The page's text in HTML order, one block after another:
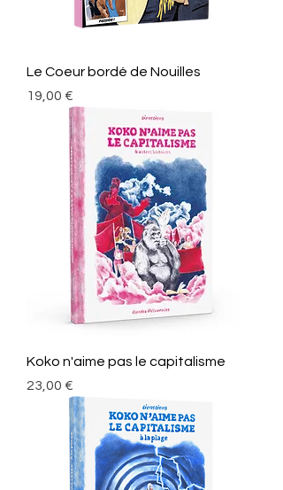
Le Coeur bordé de Nouilles
Prix
19,00 €
Koko n'aime pas le capitalisme
Prix
23,00 €